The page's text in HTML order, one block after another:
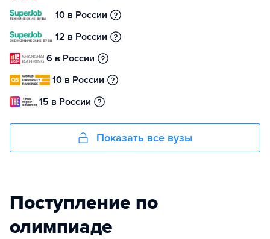
10 в России
12 в России
6 в России
10 в России
15 в России
Показать все вузы
Поступление по
олимпиаде